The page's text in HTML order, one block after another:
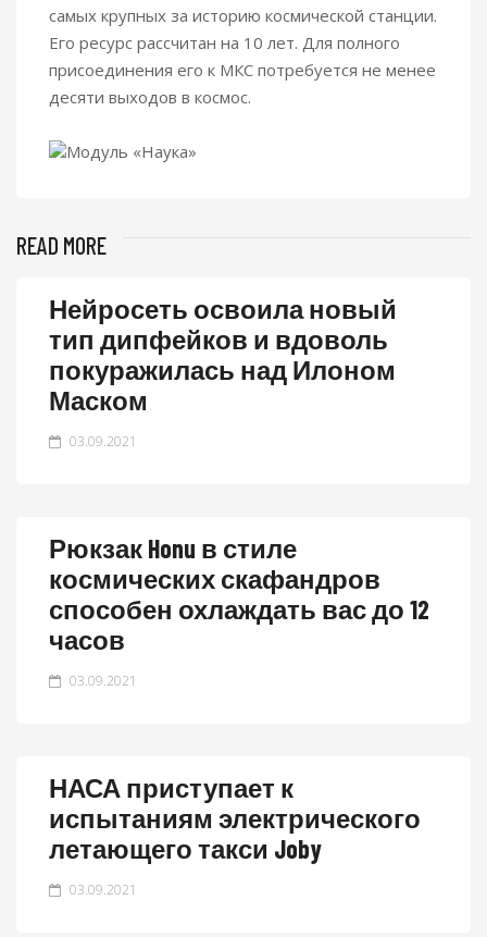
самых крупных за историю космической станции.
Его ресурс рассчитан на 10 лет. Для полного
присоединения его к МКС потребуется не менее
десяти выходов в космос.
Модуль «Наука»
READ MORE
Нейросеть освоила новый
тип дипфейков и вдоволь
покуражилась над Илоном
Маском
03.09.2021
Рюкзак Honu в стиле
космических скафандров
способен охлаждать вас до 12
часов
03.09.2021
НАСА приступает к
испытаниям электрического
летающего такси Joby
03.09.2021